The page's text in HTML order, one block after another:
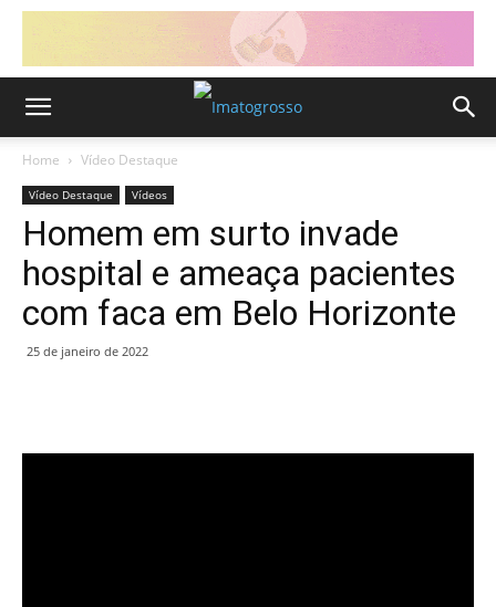
Home Vídeo Destaque
Vídeo Destaque Vídeos
Homem em surto invade
hospital e ameaça pacientes
com faca em Belo Horizonte
25 de janeiro de 2022